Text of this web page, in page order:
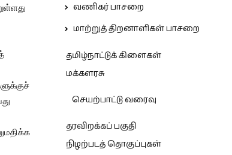
வணிகர் பாசறை
மாற்றுத் திறனாளிகள் பாசறை
தமிழ்நாட்டுக் கிளைகள்
மக்களரசு
செயற்பாட்டு வரைவு
தரவிறக்கப் பகுதி
நிழற்படத் தொகுப்புகள்